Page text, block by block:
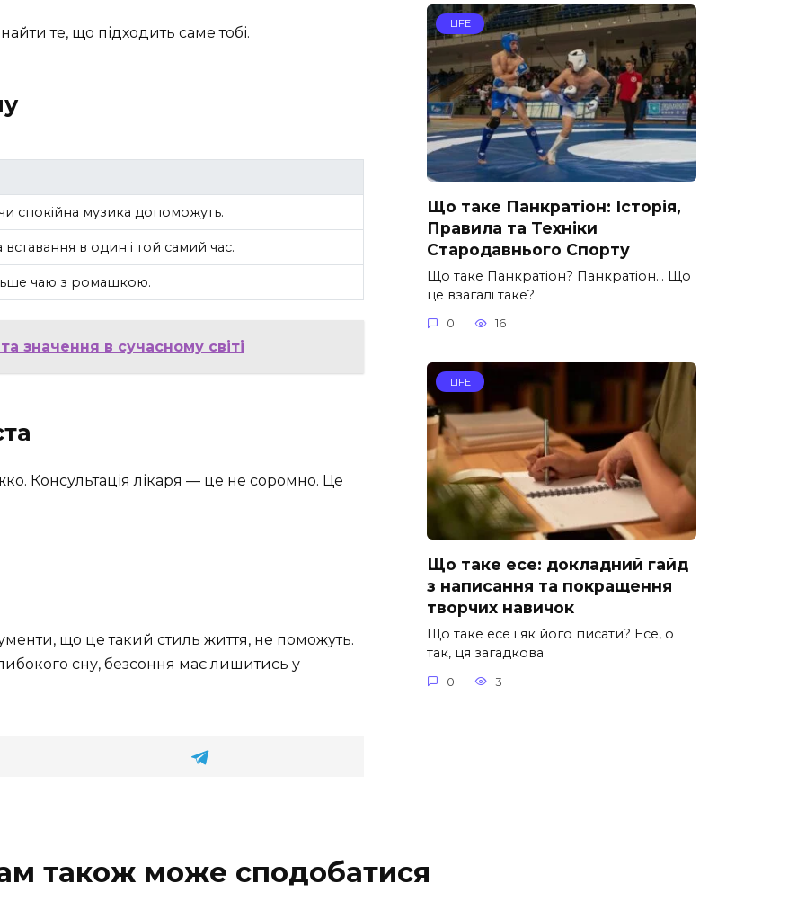
те, що підходить саме тобі.
спокійна музика допоможуть.
вставання в один і той самий час.
чаю з ромашкою.
значення в сучасному світі
Консультація лікаря — це не соромно. Це
що це такий стиль життя, не поможуть.
сну, безсоння має лишитись у
LIFE
Що таке Панкратіон: Історія,
Правила та Техніки
Стародавнього Спорту
Що таке Панкратіон? Панкратіон… Що
це взагалі таке?
0 16
LIFE
Що таке есе: докладний гайд
з написання та покращення
творчих навичок
Що таке есе і як його писати? Есе, о
так, ця загадкова
0 3
також може сподобатися